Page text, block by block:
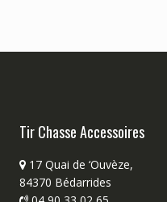
Tir Chasse Accessoires
17 Quai de ‘Ouvèze,
84370 Bédarrides